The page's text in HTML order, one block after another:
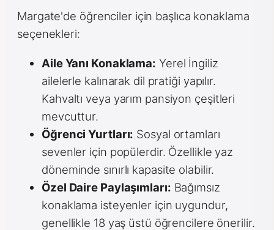
Margate'de öğrenciler için başlıca konaklama
seçenekleri:
Aile Yanı Konaklama: Yerel İngiliz
ailelerle kalınarak dil pratiği yapılır.
Kahvaltı veya yarım pansiyon çeşitleri
mevcuttur.
Öğrenci Yurtları: Sosyal ortamları
sevenler için popülerdir. Özellikle yaz
döneminde sınırlı kapasite olabilir.
Özel Daire Paylaşımları: Bağımsız
konaklama isteyenler için uygundur,
genellikle 18 yaş üstü öğrencilere önerilir.